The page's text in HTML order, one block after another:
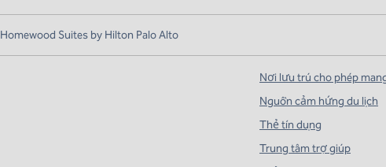
Homewood Suites by Hilton Palo Alto
Nơi lưu trú cho phép
Nguồn cảm hứng du lịch
Thẻ tín dụng
Trung tâm trợ giúp